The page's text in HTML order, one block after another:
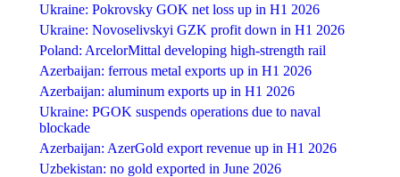
Ukraine: Pokrovsky GOK net loss up in H1 2026
Ukraine: Novoselivskyi GZK profit down in H1 2026
Poland: ArcelorMittal developing high-strength rail
Azerbaijan: ferrous metal exports up in H1 2026
Azerbaijan: aluminum exports up in H1 2026
Ukraine: PGOK suspends operations due to naval
blockade
Azerbaijan: AzerGold export revenue up in H1 2026
Uzbekistan: no gold exported in June 2026